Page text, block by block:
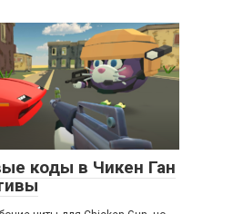
коды в Чикен Ган